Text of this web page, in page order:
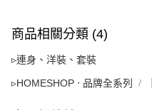
商品相關分類 (4)
▹連身、洋裝、套裝
▹HOMESHOP ‧ 品牌全系列